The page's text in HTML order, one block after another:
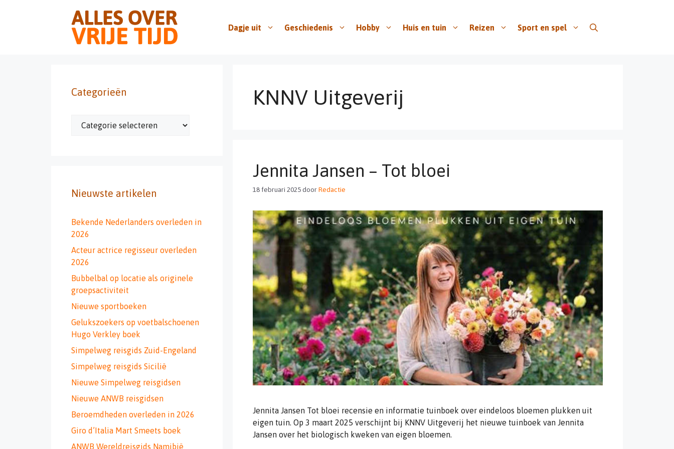
Dagje uit Geschiedenis Hobby Huis en tuin Reizen Sport en spel
KNNV Uitgeverij
Jennita Jansen – Tot bloei
18 februari 2025doorRedactie
Jennita Jansen Tot bloei recensie en informatie tuinboek over eindeloos bloemen plukken uit
eigen tuin. Op 3 maart 2025 verschijnt bij KNNV Uitgeverij het nieuwe tuinboek van Jennita
Jansen over het biologisch kweken van eigen bloemen.
Categorieën
Categorieën
Nieuwste artikelen
Bekende Nederlanders overleden in
2026
Acteur actrice regisseur overleden
2026
Bubbelbal op locatie als originele
groepsactiviteit
Nieuwe sportboeken
Gelukszoekers op voetbalschoenen
Hugo Verkley boek
Simpelweg reisgids Zuid-Engeland
Simpelweg reisgids Sicilië
Nieuwe Simpelweg reisgidsen
Nieuwe ANWB reisgidsen
Beroemdheden overleden in 2026
Giro d’Italia Mart Smeets boek
ANWB Wereldreisgids Namibië